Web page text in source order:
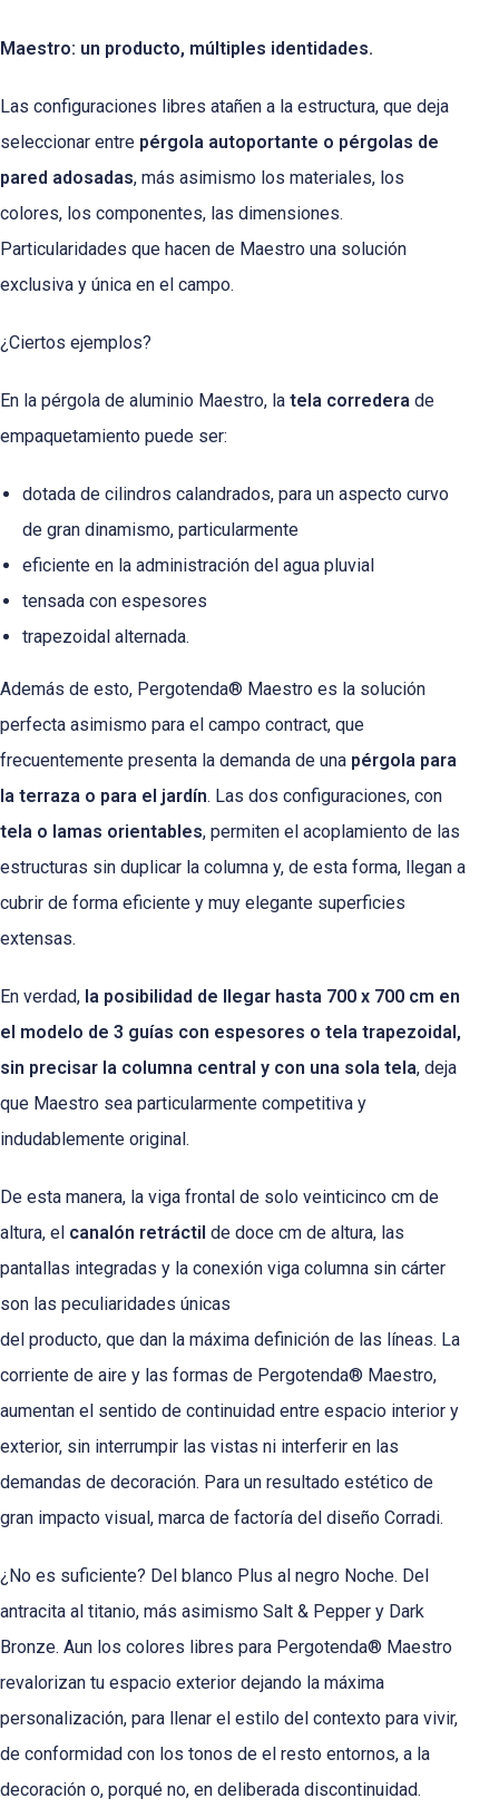
Maestro: un producto, múltiples identidades.
Las configuraciones libres atañen a la estructura, que deja
seleccionar entre pérgola autoportante o pérgolas de
pared adosadas, más asimismo los materiales, los
colores, los componentes, las dimensiones.
Particularidades que hacen de Maestro una solución
exclusiva y única en el campo.
¿Ciertos ejemplos?
En la pérgola de aluminio Maestro, la tela corredera de
empaquetamiento puede ser:
dotada de cilindros calandrados, para un aspecto curvo
de gran dinamismo, particularmente
eficiente en la administración del agua pluvial
tensada con espesores
trapezoidal alternada.
Además de esto, Pergotenda® Maestro es la solución
perfecta asimismo para el campo contract, que
frecuentemente presenta la demanda de una pérgola para
la terraza o para el jardín. Las dos configuraciones, con
tela o lamas orientables, permiten el acoplamiento de las
estructuras sin duplicar la columna y, de esta forma, llegan a
cubrir de forma eficiente y muy elegante superficies
extensas.
En verdad, la posibilidad de llegar hasta 700 x 700 cm en
el modelo de 3 guías con espesores o tela trapezoidal,
sin precisar la columna central y con una sola tela, deja
que Maestro sea particularmente competitiva y
indudablemente original.
De esta manera, la viga frontal de solo veinticinco cm de
altura, el canalón retráctil de doce cm de altura, las
pantallas integradas y la conexión viga columna sin cárter
son las peculiaridades únicas
del producto, que dan la máxima definición de las líneas. La
corriente de aire y las formas de Pergotenda® Maestro,
aumentan el sentido de continuidad entre espacio interior y
exterior, sin interrumpir las vistas ni interferir en las
demandas de decoración. Para un resultado estético de
gran impacto visual, marca de factoría del diseño Corradi.
¿No es suficiente? Del blanco Plus al negro Noche. Del
antracita al titanio, más asimismo Salt & Pepper y Dark
Bronze. Aun los colores libres para Pergotenda® Maestro
revalorizan tu espacio exterior dejando la máxima
personalización, para llenar el estilo del contexto para vivir,
de conformidad con los tonos de el resto entornos, a la
decoración o, porqué no, en deliberada discontinuidad.